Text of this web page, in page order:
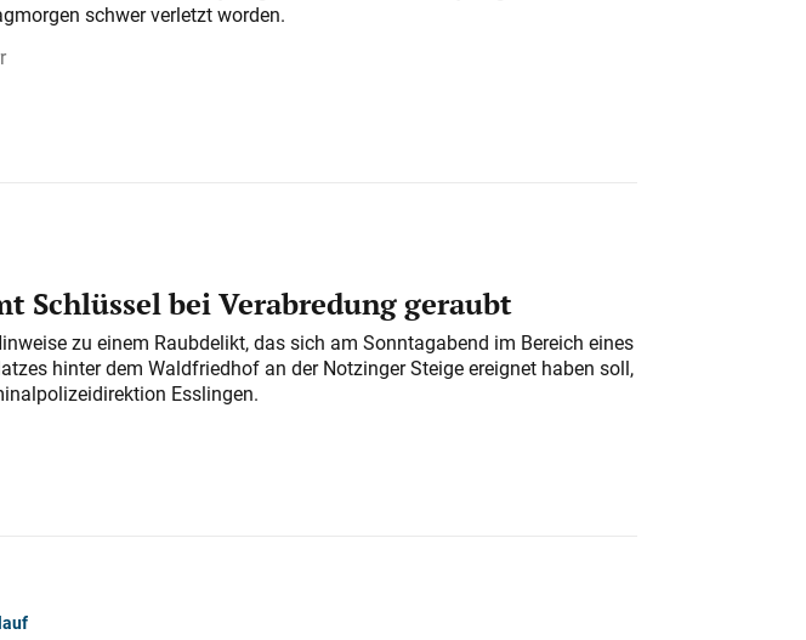
schwer verletzt worden.
Schlüssel bei Verabredung geraubt
zu einem Raubdelikt, das sich am Sonntagabend im Bereich eines
hinter dem Waldfriedhof an der Notzinger Steige ereignet haben soll,
Esslingen.